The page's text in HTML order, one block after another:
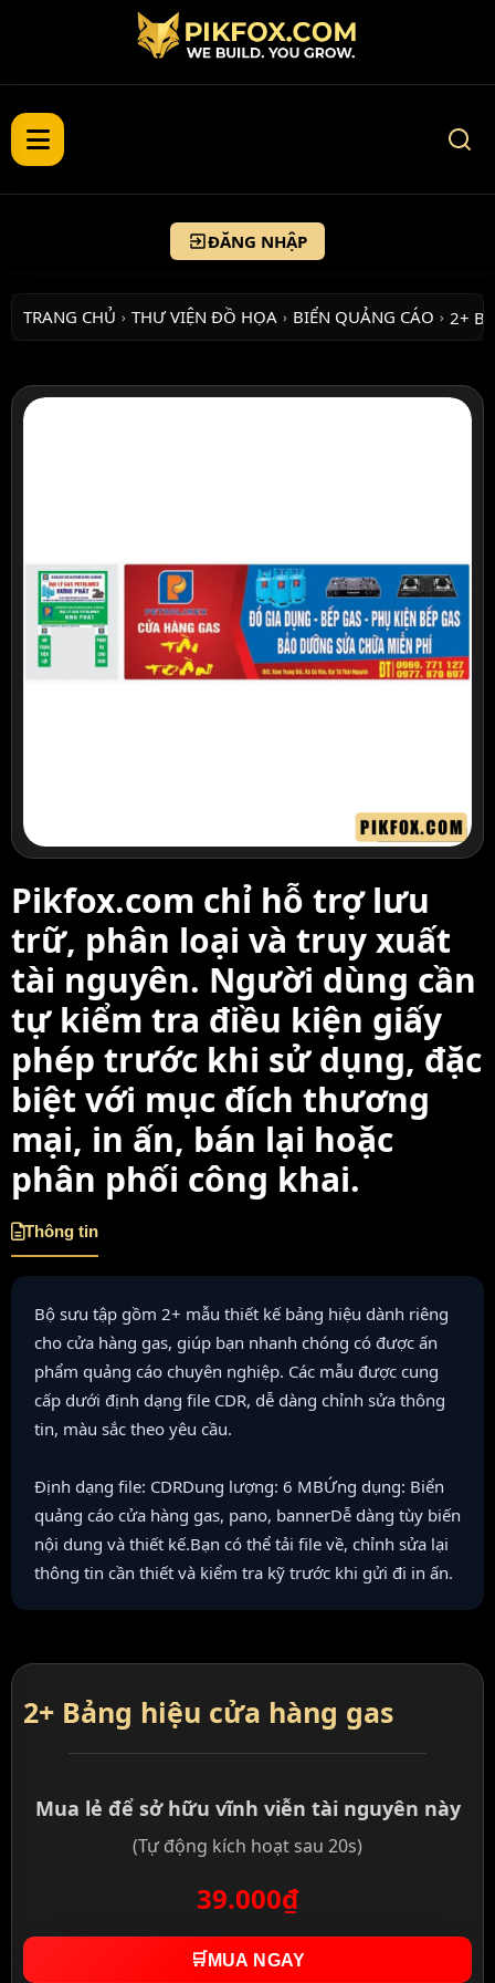
ĐĂNG NHẬP
TRANG CHỦ › THƯ VIỆN ĐỒ HỌA › BIỂN QUẢNG CÁO › 2+
Pikfox.com chỉ hỗ trợ lưu
trữ, phân loại và truy xuất
tài nguyên. Người dùng cần
tự kiểm tra điều kiện giấy
phép trước khi sử dụng, đặc
biệt với mục đích thương
mại, in ấn, bán lại hoặc
phân phối công khai.
Thông tin
Bộ sưu tập gồm 2+ mẫu thiết kế bảng hiệu dành riêng
cho cửa hàng gas, giúp bạn nhanh chóng có được ấn
phẩm quảng cáo chuyên nghiệp. Các mẫu được cung
cấp dưới định dạng file CDR, dễ dàng chỉnh sửa thông
tin, màu sắc theo yêu cầu.
Định dạng file: CDRDung lượng: 6 MBỨng dụng: Biển
quảng cáo cửa hàng gas, pano, bannerDễ dàng tùy biến
nội dung và thiết kế.Bạn có thể tải file về, chỉnh sửa lại
thông tin cần thiết và kiểm tra kỹ trước khi gửi đi in ấn.
2+ Bảng hiệu cửa hàng gas
Mua lẻ để sở hữu vĩnh viễn tài nguyên này
(Tự động kích hoạt sau 20s)
39.000₫
🛒 MUA NGAY